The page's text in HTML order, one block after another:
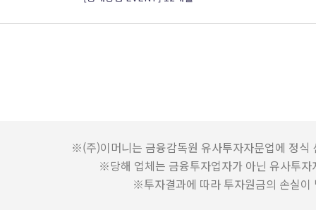
※(주)이머니는 금융감독원 유사투자자문업에 정식
※당해 업체는 금융투자업자가 아닌 유사투
※투자결과에 따라 투자원금의 손실이